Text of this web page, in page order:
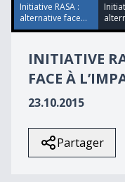
57
seconds
Initiative RASA :
alternative face...
INITIATIVE
FACE À
23.10.2015
Partager